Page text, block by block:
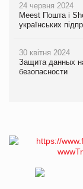
24 червня 2024
Meest Пошта і
українських
30 квітня 2024
Защита данных
безопасности